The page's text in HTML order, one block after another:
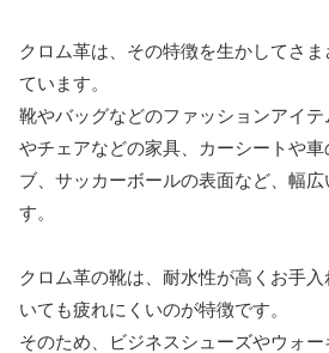
クロム革は、その特徴を生かしてさ
ています。
靴やバッグなどのファッションアイ
やチェアなどの家具、カーシートや
ブ、サッカーボールの表面など、幅
す。
クロム革の靴は、耐水性が高くお手
いても疲れにくいのが特徴です。
そのため、ビジネスシューズやウォ